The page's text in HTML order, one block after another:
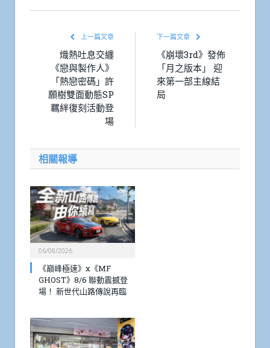
上一篇文章
熾熱吐息交纏
《戀與製作人》
「熱戀密碼」許
願樹雙面動態SP
羈絆復刻活動登
場
下一篇文章
《崩壞3rd》發佈
「月之版本」 迎
來第一部主線結
局
相關報導
06/08/2026
《巔峰極速》x《MF
GHOST》8/6 聯動震撼登
場！ 新世代山路傳說再臨